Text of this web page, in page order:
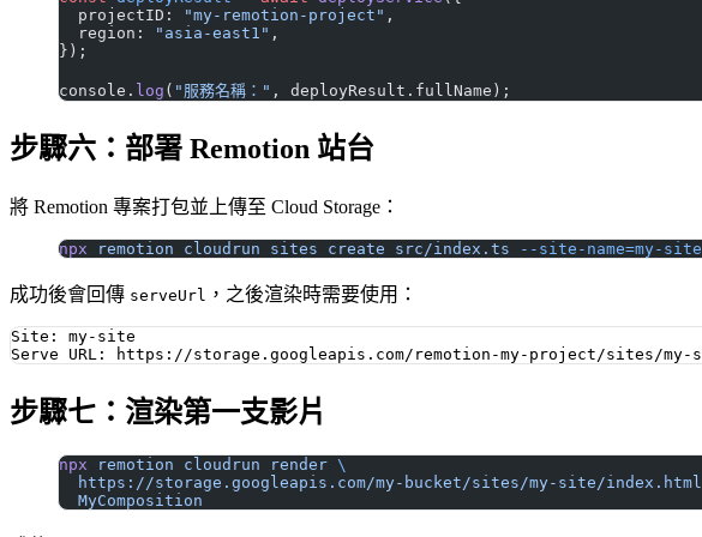
  projectID:
"my-remotion-project" ,
  region:
"asia-east1" ,
});
console. log ( "服務名稱：" , deployResult.fullName);
步驟六：部署 Remotion 站台
將 Remotion 專案打包並上傳至 Cloud Storage：
npx remotion cloudrun sites create src/index.ts --site-name=my-site
成功後會回傳 serveUrl ，之後渲染時需要使用：
Site: my-site
步驟七：渲染第一支影片
npx remotion cloudrun render \
  https://storage.googleapis.com/my-bucket/sites/my-site/index.html
  MyComposition